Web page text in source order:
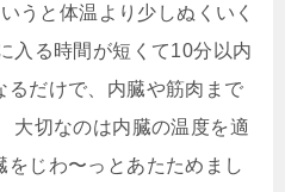
うと体温より少しぬくいく
入る時間が短くて10分以内
るだけで、内臓や筋肉まで
大切なのは内臓の温度を適
をじわ〜っとあたためまし